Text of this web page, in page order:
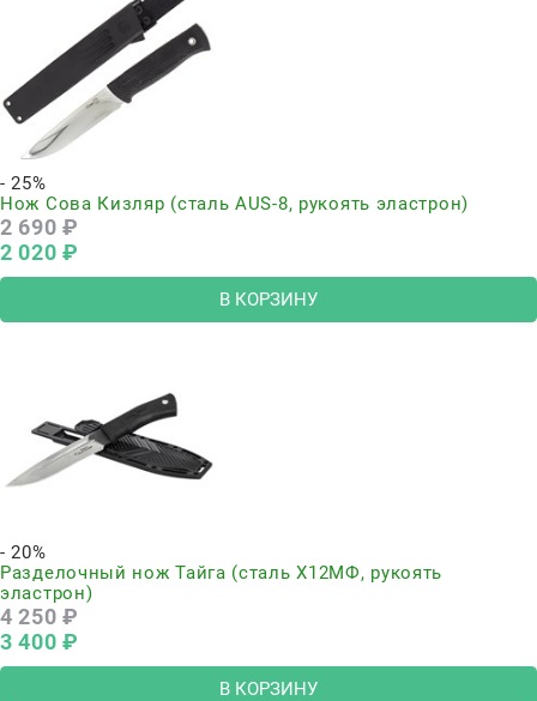
- 25%
Нож Сова Кизляр (сталь AUS-8, рукоять эластрон)
2 690 ₽
2 020 ₽
В КОРЗИНУ
- 20%
Разделочный нож Тайга (сталь Х12МФ, рукоять
эластрон)
4 250 ₽
3 400 ₽
В КОРЗИНУ